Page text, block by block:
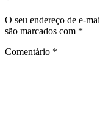
O seu endereço de e-
são marcados com *
Comentário *